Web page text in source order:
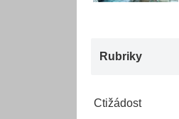
Rubriky
Ctižádost